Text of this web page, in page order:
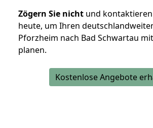
Zögern Sie nicht und
heute, um Ihren
Pforzheim nach Bad Schwartau
planen.
Kostenlose Angebote